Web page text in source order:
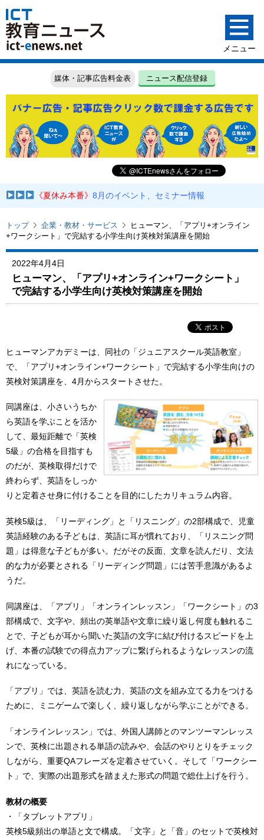
媒体・記事広告料金表 ニュース配信登録
《夏休み本番》8月のイベント、セミナー情報
トップ 企業・教材・サービス
ヒューマン、「アプリ+オンライン
+ワークシート」で完結する小学生向け英検対策講座を開始
2022年4月4日
ヒューマン、「アプリ+オンライン+ワークシート」
で完結する小学生向け英検対策講座を開始
ヒューマンアカデミーは、同社の「ジュニアスクール英語教室」
で、「アプリ+オンライン+ワークシート」で完結する小学生向けの
英検対策講座を、4月からスタートさせた。
同講座は、小さいうちか
ら英語を学ぶことを活か
して、最短距離で「英検
5級」の合格を目指すも
のだが、英検取得だけで
終わらず、英語をしっか
りと定着させ身に付けることを目的にしたカリキュラム内容。
英検5級は、「リーディング」と「リスニング」の2部構成で、児童
英語経験のある子どもは、英語に耳が慣れており、「リスニング問
題」は得意な子どもが多い。だがその反面、文章を読んだり、文法
的な力が必要とされる「リーディング問題」には苦手意識があるよ
うだ。
同講座は、「アプリ」「オンラインレッスン」「ワークシート」の3
部構成で、文字や、頻出の英単語や文章に繰り返し何度も触れるこ
とで、子どもが耳から聞いた英語の文字に結び付けるスピードを上
げ、本番の試験での得点力アップに繋げられるようなレッスンの流
れになっている。
「アプリ」では、英語を読む力、英語の文を組み立てる力をつける
ために、ミニゲームで楽しく、繰り返しながら学ぶことができる。
「オンラインレッスン」では、外国人講師とのマンツーマンレッス
ンで、英検に出題される単語の読みや、会話のやりとりをチェック
しながら、重要QAフレーズを定着させていく。そして「ワークシー
ト」で、実際の出題形式を踏まえた形式の問題で総仕上げを行う。
教材の概要
・「タブレットアプリ」
英検5級頻出の単語と文で構成。「文字」と「音」のセットで英検対